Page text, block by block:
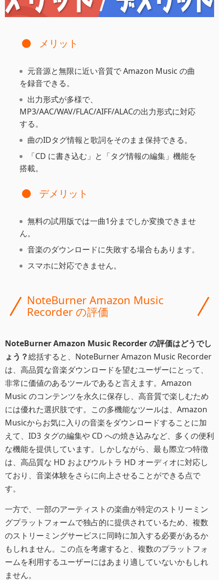
メリット
元音源と無限に近い音質で Amazon Music の曲
を録音できる。
出力形式が多様で、
MP3/AAC/WAV/FLAC/AIFF/ALACの出力形式に対応
する。
曲のIDタグ情報と歌詞をそのまま保持できる。
「CD に書き込む」と「タグ情報の編集」機能を
搭載。
デメリット
無料の試用版では一曲1分までしか変換できませ
ん。
音楽のダウンロードに失敗する場合もあります。
スマホに対応できません。
NoteBurner Amazon Music
Recorder の評価
NoteBurner Amazon Music Recorder の評価はどうでし
ょう？総括すると、NoteBurner Amazon Music Recorder
は、高品質な音楽ダウンロードを望むユーザーにとって、
非常に価値のあるツールであると言えます。Amazon
Music のコンテンツを永久に保存し、高音質で楽しむため
には優れた選択肢です。この多機能なツールは、Amazon
Musicからお気に入りの音楽をダウンロードすることに加
えて、ID3 タグの編集や CD への焼き込みなど、多くの便利
な機能を提供しています。しかしながら、最も際立つ特徴
は、高品質な HD およびウルトラ HD オーディオに対応し
ており、音楽体験をさらに向上させることができる点で
す。
一方で、一部のアーティストの楽曲が特定のストリーミン
グプラットフォームで独占的に提供されているため、複数
のストリーミングサービスに同時に加入する必要があるか
もしれません。この点を考慮すると、複数のプラットフォ
ームを利用するユーザーにはあまり適していないかもしれ
ません。